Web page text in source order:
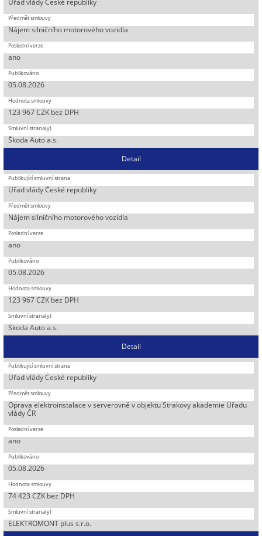
Nájem silničního motorového vozidla
ano
05.08.2026
123 967 CZK bez DPH
Škoda Auto a.s.
Detail
Úřad vlády České republiky
Nájem silničního motorového vozidla
ano
05.08.2026
123 967 CZK bez DPH
Škoda Auto a.s.
Detail
Úřad vlády České republiky
Oprava elektroinstalace v serverovně v objektu Strakovy akademie Úřadu
vlády ČR
ano
05.08.2026
74 423 CZK bez DPH
ELEKTROMONT plus s.r.o.